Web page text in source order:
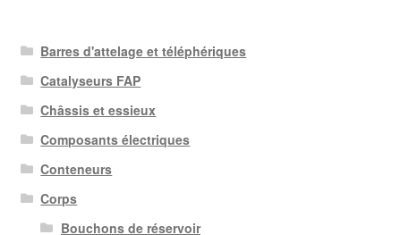
Barres d'attelage et téléphériques
Catalyseurs FAP
Châssis et essieux
Composants électriques
Conteneurs
Corps
Bouchons de réservoir